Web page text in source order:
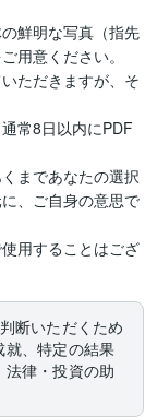
鮮明な写真（指先
用意ください。
ただきますが、そ
常8日以内にPDF
まであなたの選択
、ご自身の意思で
用することはござ
断いただくため
、特定の結果
律・投資の助